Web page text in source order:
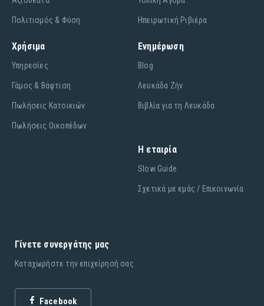
Πολιτισμός & Φύση Ηπειρωτική Ριβιέρα
Χρήσιμα
Υπηρεσίες
Γάμος & Βάφτιση
Πωλήσεις Κατοικιών
Πωλήσεις Οικοπέδων
Ενημέρωση
Blog
Λευκάδα Ζήν
Βιβλία για τη Λευκάδα
Η εταιρία
Slow Guide
Σχετικά με εμάς / Επικοινωνία
Γίνετε συνεργάτης μας
Καταχωρήστε την επιχείρησή σας
Facebook